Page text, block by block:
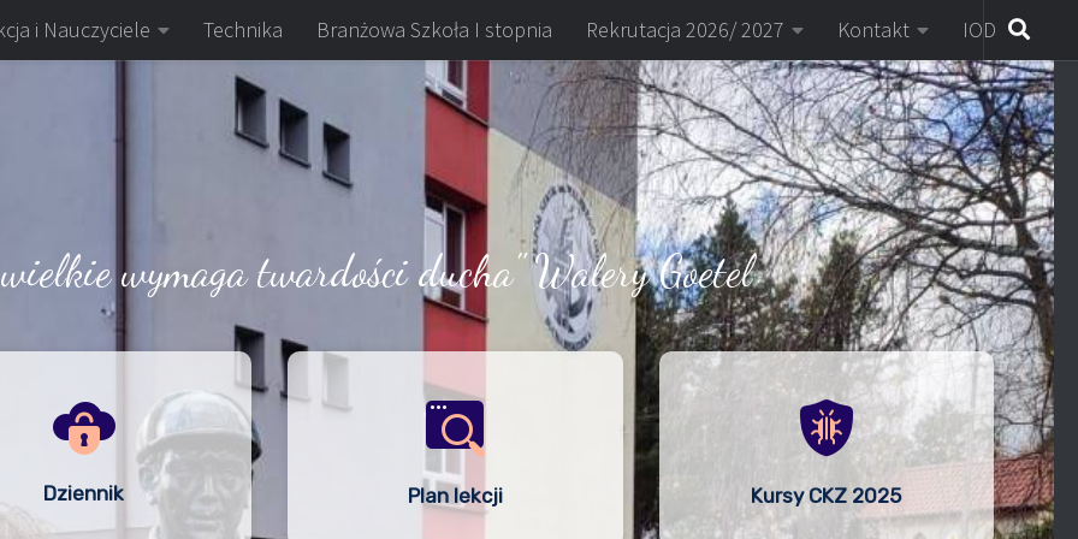
i Nauczyciele Technika Branżowa Szkoła I stopnia Rekrutacja 2026/ 2027 Kontakt IOD
wymaga twardości ducha" Walery Goetel
Dziennik Plan lekcji Kursy CKZ 2025